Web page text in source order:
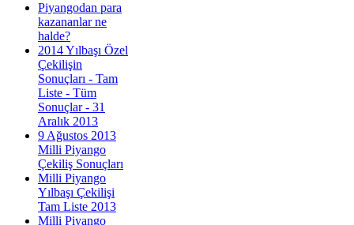
Piyangodan para
kazananlar ne
halde?
2014 Yılbaşı Özel
Çekilişin
Sonuçları - Tam
Liste - Tüm
Sonuçlar - 31
Aralık 2013
9 Ağustos 2013
Milli Piyango
Çekiliş Sonuçları
Milli Piyango
Yılbaşı Çekilişi
Tam Liste 2013
Milli Piyango